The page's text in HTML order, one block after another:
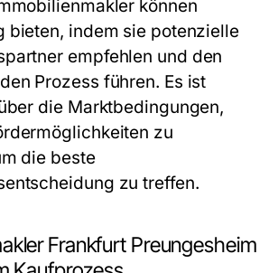
können
bieten, indem sie potenzielle
empfehlen und den
Prozess führen. Es ist
die Marktbedingungen,
zu
die beste
zu treffen.
Frankfurt Preungesheim